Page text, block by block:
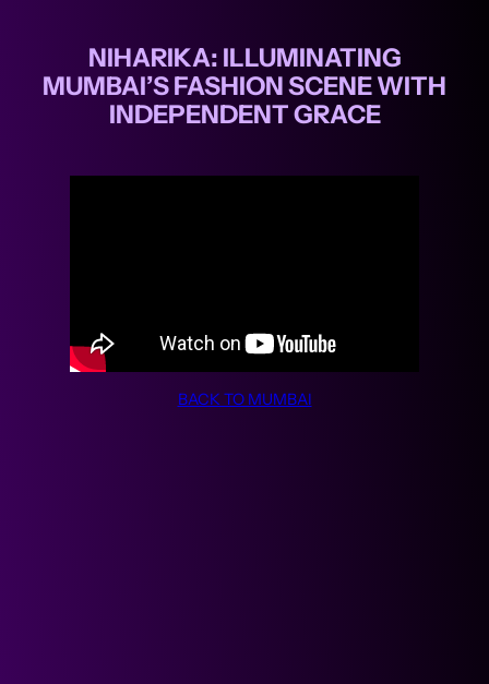
NIHARIKA: ILLUMINATING
MUMBAI’S FASHION SCENE WITH
INDEPENDENT GRACE
BACK TO MUMBAI